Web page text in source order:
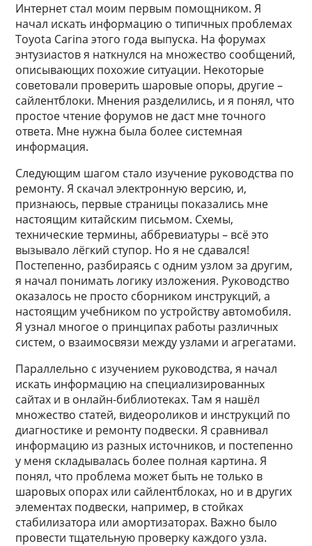
Интернет стал моим первым помощником. Я
начал искать информацию о типичных проблемах
Toyota Carina этого года выпуска. На форумах
энтузиастов я наткнулся на множество сообщений,
описывающих похожие ситуации. Некоторые
советовали проверить шаровые опоры, другие –
сайлентблоки. Мнения разделились, и я понял, что
простое чтение форумов не даст мне точного
ответа. Мне нужна была более системная
информация.
Следующим шагом стало изучение руководства по
ремонту. Я скачал электронную версию, и,
признаюсь, первые страницы показались мне
настоящим китайским письмом. Схемы,
технические термины, аббревиатуры – всё это
вызывало лёгкий ступор. Но я не сдавался!
Постепенно, разбираясь с одним узлом за другим,
я начал понимать логику изложения. Руководство
оказалось не просто сборником инструкций, а
настоящим учебником по устройству автомобиля.
Я узнал многое о принципах работы различных
систем, о взаимосвязи между узлами и агрегатами.
Параллельно с изучением руководства, я начал
искать информацию на специализированных
сайтах и в онлайн-библиотеках. Там я нашёл
множество статей, видеороликов и инструкций по
диагностике и ремонту подвески. Я сравнивал
информацию из разных источников, и постепенно
у меня складывалась более полная картина. Я
понял, что проблема может быть не только в
шаровых опорах или сайлентблоках, но и в других
элементах подвески, например, в стойках
стабилизатора или амортизаторах. Важно было
провести тщательную проверку каждого узла.